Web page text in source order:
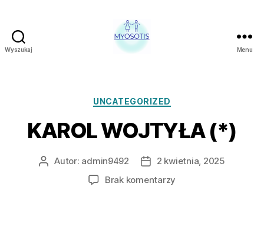
Wyszukaj
CZŁOWIEKA
POLSCE
MYOSOTIS
Menu
Kategorie
UNCATEGORIZED
KAROL WOJTYŁA (*)
AutorAutor: admin9492
Data
wpisu
2 kwietnia, 2025
Brak komentarzy